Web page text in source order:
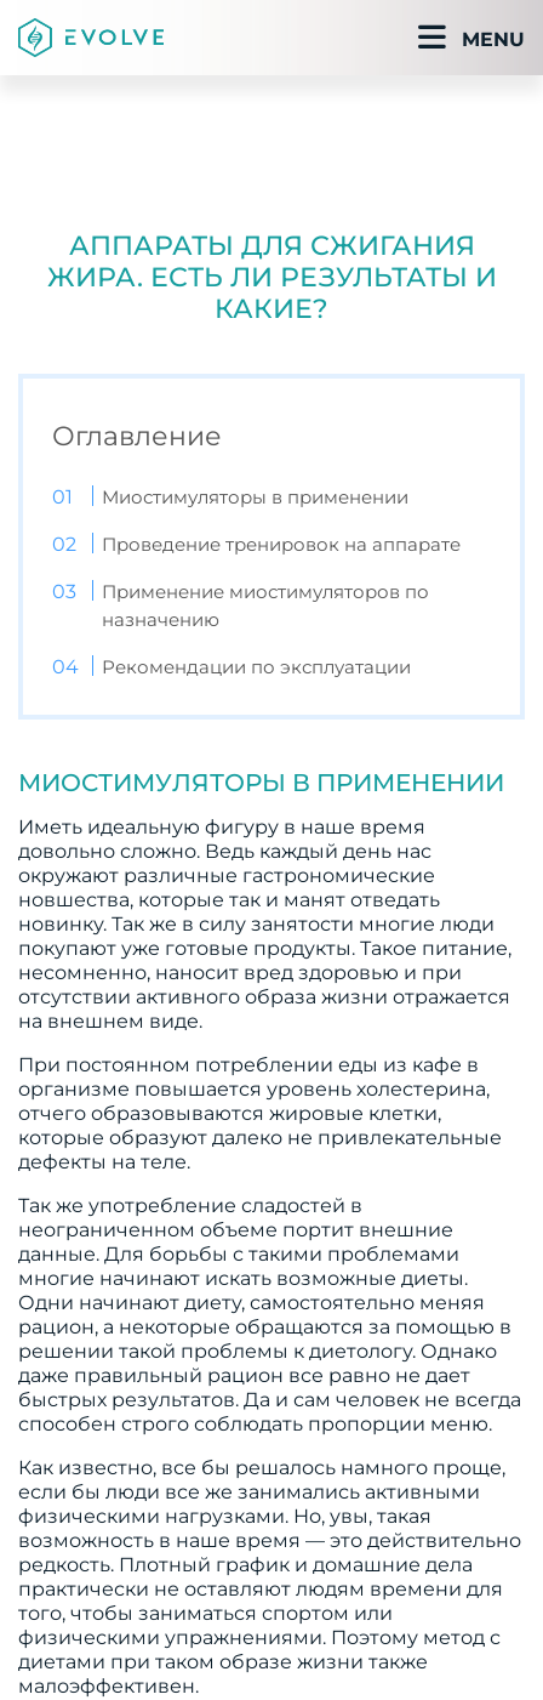
MENU
АППАРАТЫ ДЛЯ СЖИГАНИЯ
ЖИРА. ЕСТЬ ЛИ РЕЗУЛЬТАТЫ И
КАКИЕ?
Оглавление
Миостимуляторы в применении
Проведение тренировок на аппарате
Применение миостимуляторов по
назначению
Рекомендации по эксплуатации
МИОСТИМУЛЯТОРЫ В ПРИМЕНЕНИИ
Иметь идеальную фигуру в наше время
довольно сложно. Ведь каждый день нас
окружают различные гастрономические
новшества, которые так и манят отведать
новинку. Так же в силу занятости многие люди
покупают уже готовые продукты. Такое питание,
несомненно, наносит вред здоровью и при
отсутствии активного образа жизни отражается
на внешнем виде.
При постоянном потреблении еды из кафе в
организме повышается уровень холестерина,
отчего образовываются жировые клетки,
которые образуют далеко не привлекательные
дефекты на теле.
Так же употребление сладостей в
неограниченном объеме портит внешние
данные. Для борьбы с такими проблемами
многие начинают искать возможные диеты.
Одни начинают диету, самостоятельно меняя
рацион, а некоторые обращаются за помощью в
решении такой проблемы к диетологу. Однако
даже правильный рацион все равно не дает
быстрых результатов. Да и сам человек не всегда
способен строго соблюдать пропорции меню.
Как известно, все бы решалось намного проще,
если бы люди все же занимались активными
физическими нагрузками. Но, увы, такая
возможность в наше время — это действительно
редкость. Плотный график и домашние дела
практически не оставляют людям времени для
того, чтобы заниматься спортом или
физическими упражнениями. Поэтому метод с
диетами при таком образе жизни также
малоэффективен.